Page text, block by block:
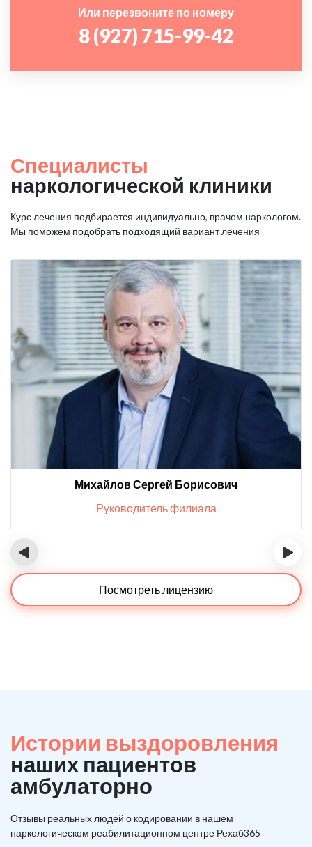
Или перезвоните по номеру
8 (927) 715-99-42
Специалисты
наркологической клиники
Курс лечения подбирается индивидуально, врачом наркологом.
Мы поможем подобрать подходящий вариант лечения
Михайлов Сергей Борисович
Руководитель филиала
‹ ›
Посмотреть лицензию
Истории выздоровления
наших пациентов
амбулаторно
Отзывы реальных людей о кодировании в нашем
наркологическом реабилитационном центре Рехаб365